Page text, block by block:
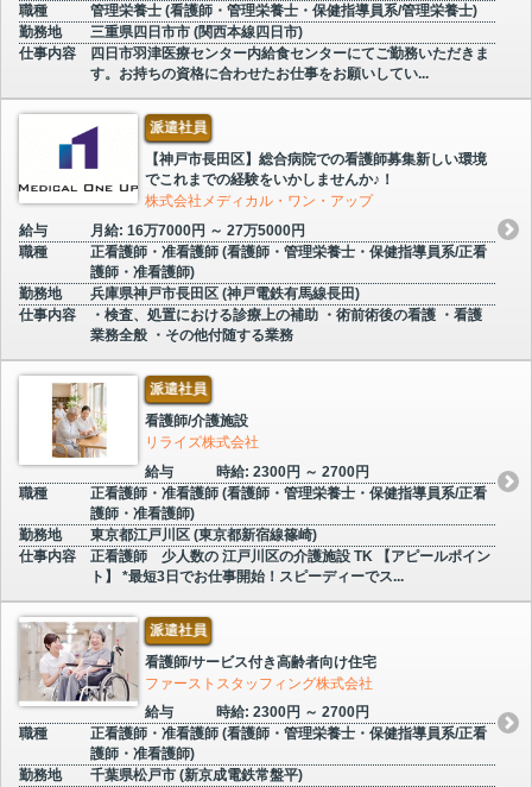
職種
管理栄養士 (看護師・管理栄養士・保健指導員系/管理栄養士)
勤務地
三重県四日市市 (関西本線四日市)
仕事内容
四日市羽津医療センター内給食センターにてご勤務いただきま
す。お持ちの資格に合わせたお仕事をお願いしてい...
派遣社員
【神戸市長田区】総合病院での看護師募集新しい環境
でこれまでの経験をいかしませんか♪！
株式会社メディカル・ワン・アップ
給与
月給: 16万7000円 ～ 27万5000円
職種
正看護師・准看護師 (看護師・管理栄養士・保健指導員系/正看
護師・准看護師)
勤務地
兵庫県神戸市長田区 (神戸電鉄有馬線長田)
仕事内容
・検査、処置における診療上の補助 ・術前術後の看護 ・看護
業務全般 ・その他付随する業務
派遣社員
看護師/介護施設
リライズ株式会社
給与
時給: 2300円 ～ 2700円
職種
正看護師・准看護師 (看護師・管理栄養士・保健指導員系/正看
護師・准看護師)
勤務地
東京都江戸川区 (東京都新宿線篠崎)
仕事内容
正看護師 少人数の 江戸川区の介護施設 TK 【アピールポイン
ト】 *最短3日でお仕事開始！スピーディーでス...
派遣社員
看護師/サービス付き高齢者向け住宅
ファーストスタッフィング株式会社
給与
時給: 2300円 ～ 2700円
職種
正看護師・准看護師 (看護師・管理栄養士・保健指導員系/正看
護師・准看護師)
勤務地
千葉県松戸市 (新京成電鉄常盤平)